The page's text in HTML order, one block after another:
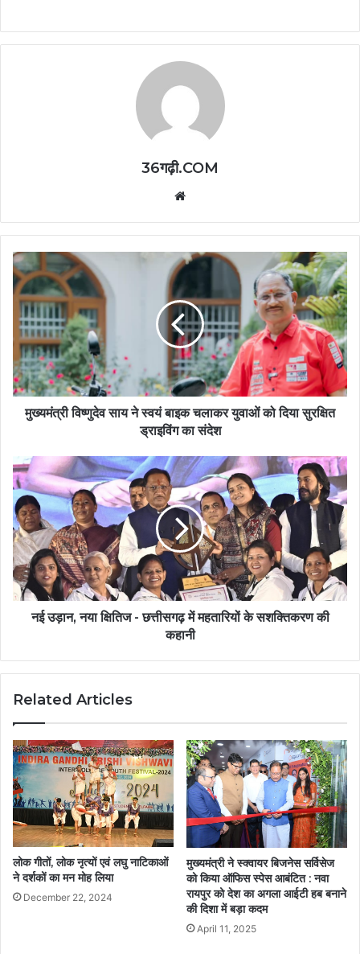
36गढ़ी.COM
मुख्यमंत्री विष्णुदेव साय ने स्वयं बाइक चलाकर युवाओं को दिया सुरक्षित
ड्राइविंग का संदेश
नई उड़ान, नया क्षितिज - छत्तीसगढ़ में महतारियों के सशक्तिकरण की
कहानी
Related Articles
लोक गीतों, लोक नृत्यों एवं लघु नाटिकाओं
ने दर्शकों का मन मोह लिया
December 22, 2024
मुख्यमंत्री ने स्क्वायर बिजनेस सर्विसेज
को किया ऑफिस स्पेस आबंटित : नवा
रायपुर को देश का अगला आईटी हब बनाने
की दिशा में बड़ा कदम
April 11, 2025